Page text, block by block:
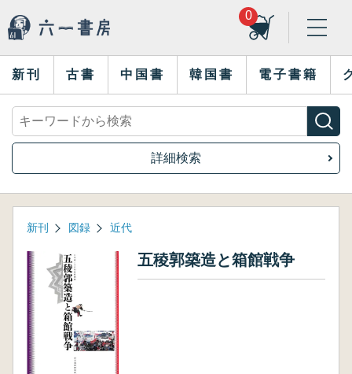
0
新刊 古書 中国書 韓国書 電子書籍
詳細検索
新刊 図録 近代
五稜郭築造と箱館戦争